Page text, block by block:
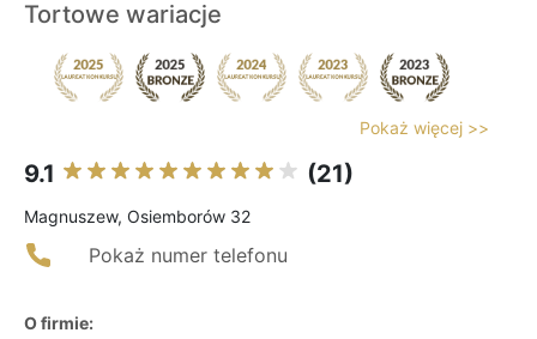
Tortowe wariacje
Pokaż więcej >>
9.1 (21)
Magnuszew, Osiemborów 32
Pokaż numer telefonu
O firmie: